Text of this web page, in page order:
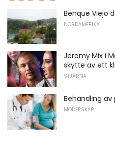
Benque Viejo
NORDAMERIKA
Jeremy Mix i
skytte av ett
STJÄRNA
Behandling av
MODERSKAP